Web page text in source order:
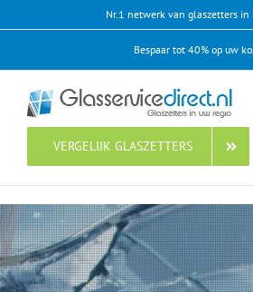
naar
Nr.1 netwerk van glaszetters in
Bespaar tot 40% op uw
VERGELIJK GLASZETTERS